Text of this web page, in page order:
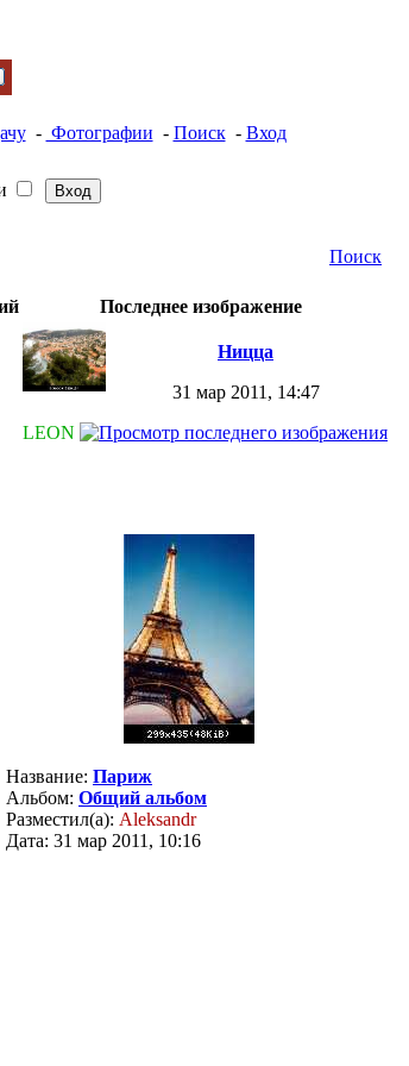
- Фотографии - Поиск- Вход
Поиск
Последнее изображение
Ницца
31 мар 2011, 14:47
LEON
Название: Париж
Альбом: Общий альбом
Разместил(а): Aleksandr
Дата: 31 мар 2011, 10:16